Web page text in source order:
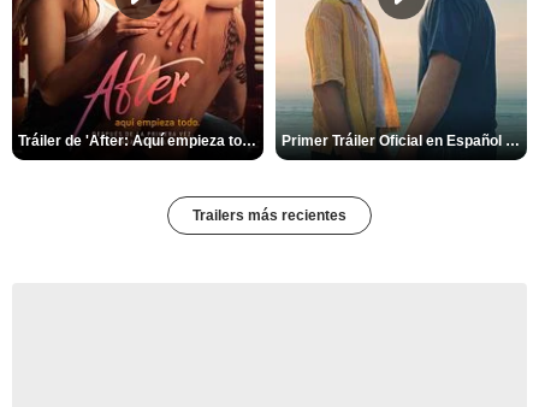
Tráiler de 'After: Aquí empieza todo' Primer Tráiler Oficial en Español de 'Heartstopper Forever'
Trailers más recientes